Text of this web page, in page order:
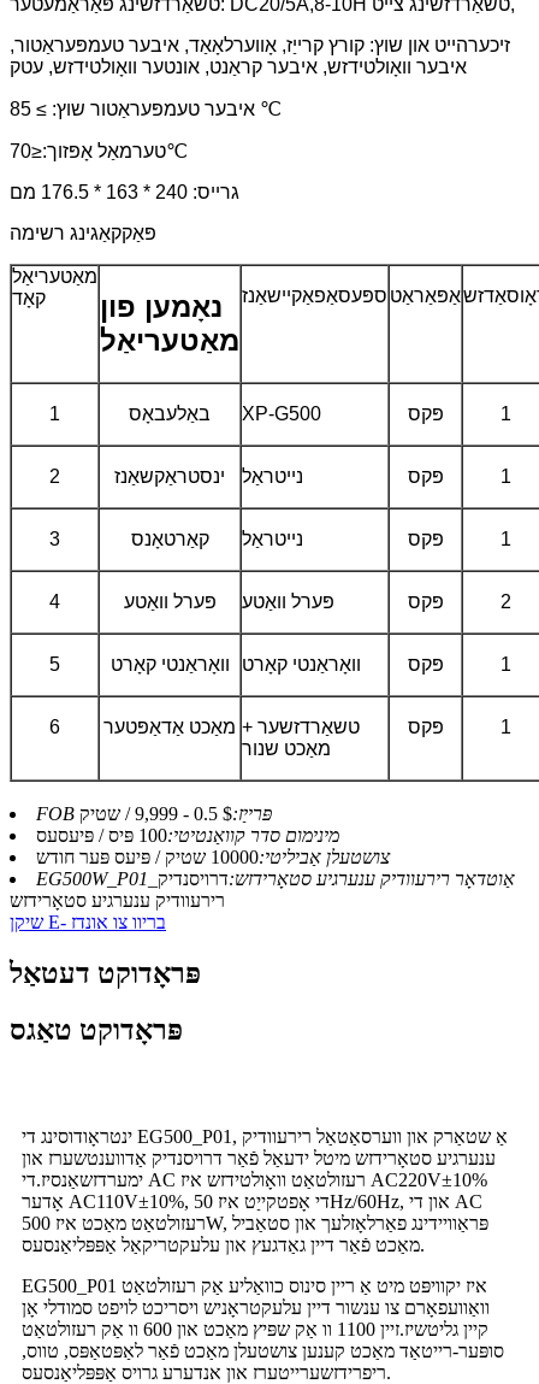
טשאַרדזשינג פּאַראַמעטער: DC20/5A,8-10H טשאַרדזשינג צייט,
זיכערהייט און שוץ: קורץ קרייַז, אָווערלאָאַד, איבער טעמפּעראַטור,
איבער וואָולטידזש, איבער קראַנט, אונטער וואָולטידזש, עטק
איבער טעמפּעראַטור שוץ: ≥ 85 ℃
טערמאַל אָפּזוך:≤70℃
גרייס: 240 * 163 * 176.5 מם
פּאַקקאַגינג רשימה
מאַטעריאַל
קאָד
נאָמען פון
מאַטעריאַל
ספּעסאַפאַקיישאַנז אַפּאַראַט
1 באַלעבאָס XP-G500 פּקס 1
2 ינסטראַקשאַנז נייטראַל פּקס 1
3 קאַרטאָנס נייטראַל פּקס 1
4 פּערל וואַטע פּערל וואַטע פּקס 2
5 וואָראַנטי קאָרט וואָראַנטי קאָרט פּקס 1
6 מאַכט אַדאַפּטער טשאַרדזשער +
מאַכט שנור
פּקס 1
FOB פּרייַז:$ 0.5 - 9,999 / שטיק
מינימום סדר קוואַנטיטי:100 פּיס / פּיעסעס
צושטעלן אַביליטי:10000 שטיק / פּיעס פּער חודש
EG500W_P01_אַוטדאָר רירעוודיק ענערגיע סטאָרידזש:דרויסנדיק
רירעוודיק ענערגיע סטאָרידזש
שיקן E- בריוו צו אונדז
פּראָדוקט דעטאַל
פּראָדוקט טאַגס
ינטראָודוסינג די EG500_P01, אַ שטאַרק און ווערסאַטאַל רירעוודיק
ענערגיע סטאָרידזש מיטל ידעאַל פֿאַר דרויסנדיק אַדווענטשערז און
ימערדזשאַנסיז.די AC רעזולטאַט וואָולטידזש איז AC220V±10%
אָדער AC110V±10%, די אָפטקייַט איז 50Hz/60Hz, און די AC
רעזולטאַט מאַכט איז 500W, פּראַוויידינג פאַרלאָזלעך און סטאַביל
מאַכט פֿאַר דיין גאַדגעץ און עלעקטריקאַל אַפּפּליאַנסעס.
EG500_P01 איז יקוויפּט מיט אַ ריין סינוס כוואַליע אַק רעזולטאַט
וואַוועפאָרם צו ענשור דיין עלעקטראָניש ויסריכט לויפט סמודלי אָן
קיין גליטשיז.זיין 1100 וו אַק שפּיץ מאַכט און 600 וו אַק רעזולטאַט
סופּער-רייטאַד מאַכט קענען צושטעלן מאַכט פֿאַר לאַפּטאַפּס, טווס,
ריפרידזשערייטערז און אנדערע גרויס אַפּפּליאַנסעס.